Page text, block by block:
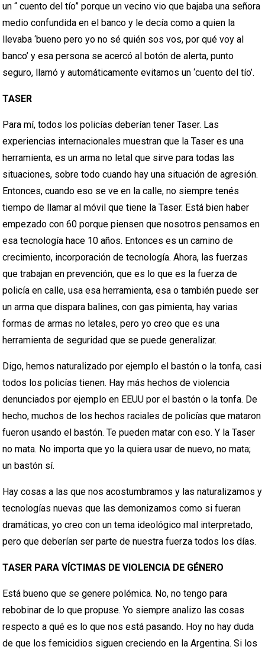
un “ cuento del tío” porque un vecino vio que bajaba una señora
medio confundida en el banco y le decía como a quien la
llevaba ‘bueno pero yo no sé quién sos vos, por qué voy al
banco’ y esa persona se acercó al botón de alerta, punto
seguro, llamó y automáticamente evitamos un ‘cuento del tío’.
TASER
Para mí, todos los policías deberían tener Taser. Las
experiencias internacionales muestran que la Taser es una
herramienta, es un arma no letal que sirve para todas las
situaciones, sobre todo cuando hay una situación de agresión.
Entonces, cuando eso se ve en la calle, no siempre tenés
tiempo de llamar al móvil que tiene la Taser. Está bien haber
empezado con 60 porque piensen que nosotros pensamos en
esa tecnología hace 10 años. Entonces es un camino de
crecimiento, incorporación de tecnología. Ahora, las fuerzas
que trabajan en prevención, que es lo que es la fuerza de
policía en calle, usa esa herramienta, esa o también puede ser
un arma que dispara balines, con gas pimienta, hay varias
formas de armas no letales, pero yo creo que es una
herramienta de seguridad que se puede generalizar.
Digo, hemos naturalizado por ejemplo el bastón o la tonfa, casi
todos los policías tienen. Hay más hechos de violencia
denunciados por ejemplo en EEUU por el bastón o la tonfa. De
hecho, muchos de los hechos raciales de policías que mataron
fueron usando el bastón. Te pueden matar con eso. Y la Taser
no mata. No importa que yo la quiera usar de nuevo, no mata;
un bastón sí.
Hay cosas a las que nos acostumbramos y las naturalizamos y
tecnologías nuevas que las demonizamos como si fueran
dramáticas, yo creo con un tema ideológico mal interpretado,
pero que deberían ser parte de nuestra fuerza todos los días.
TASER PARA VÍCTIMAS DE VIOLENCIA DE GÉNERO
Está bueno que se genere polémica. No, no tengo para
rebobinar de lo que propuse. Yo siempre analizo las cosas
respecto a qué es lo que nos está pasando. Hoy no hay duda
de que los femicidios siguen creciendo en la Argentina. Si los